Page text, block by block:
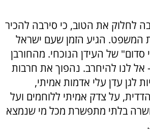
לחלוק את הטוב, כי סירבה להכיר
המשפט. הגיע הזמן שעם ישראל
סדום" של העידן הנוכחי. מהחורבן
- אל לנו להיחרב. נהפוך את חרבות
לגן עדן עלי אדמות אמיתי,
על צדק אמיתי ללוחמים ועל
בלתי מתפשרת מכל מי שנמצא